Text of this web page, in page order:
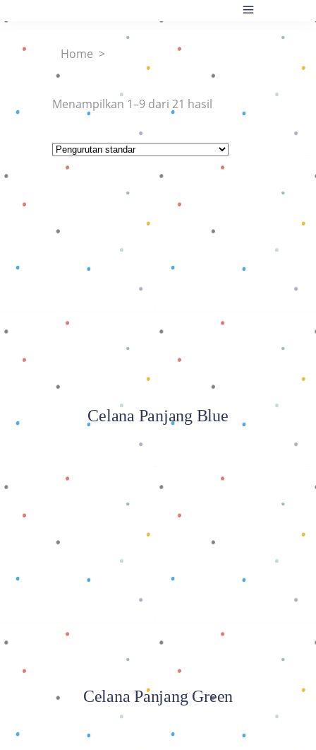
Home >
Menampilkan 1–9 dari 21 hasil
Baca selengkapnya
Celana Panjang Blue
Baca selengkapnya
Celana Panjang Green